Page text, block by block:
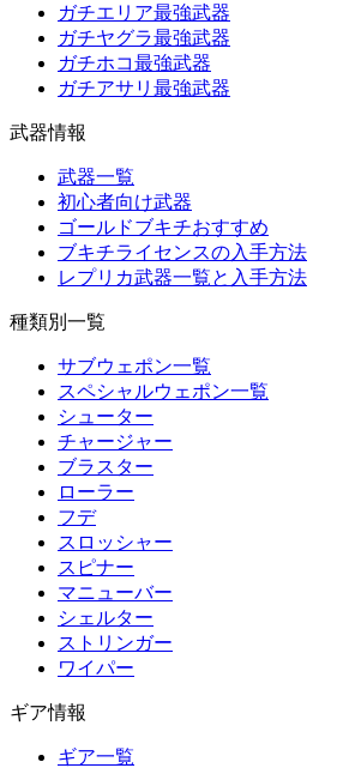
ガチエリア最強武器
ガチヤグラ最強武器
ガチホコ最強武器
ガチアサリ最強武器
武器情報
武器一覧
初心者向け武器
ゴールドブキチおすすめ
ブキチライセンスの入手方法
レプリカ武器一覧と入手方法
種類別一覧
サブウェポン一覧
スペシャルウェポン一覧
シューター
チャージャー
ブラスター
ローラー
フデ
スロッシャー
スピナー
マニューバー
シェルター
ストリンガー
ワイパー
ギア情報
ギア一覧